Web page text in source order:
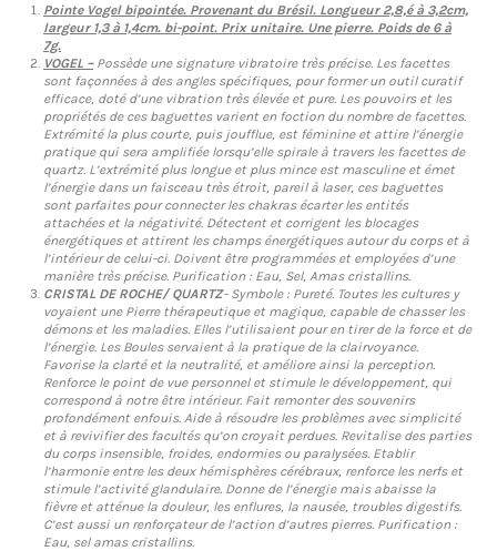
Pointe Vogel bipointée. Provenant du Brésil. Longueur 2,8,é à 3,2cm,
largeur 1,3 à 1,4cm. bi-point. Prix unitaire. Une pierre. Poids de 6 à
7g.
VOGEL –Possède une signature vibratoire très précise. Les facettes
sont façonnées à des angles spécifiques, pour former un outil curatif
efficace, doté d’une vibration très élevée et pure. Les pouvoirs et les
propriétés de ces baguettes varient en foction du nombre de facettes.
Extrémité la plus courte, puis joufflue, est féminine et attire l’énergie
pratique qui sera amplifiée lorsqu’elle spirale à travers les facettes de
quartz. L’extrémité plus longue et plus mince est masculine et émet
l’énergie dans un faisceau très étroit, pareil à laser, ces baguettes
sont parfaites pour connecter les chakras écarter les entités
attachées et la négativité. Détectent et corrigent les blocages
énergétiques et attirent les champs énergétiques autour du corps et à
l’intérieur de celui-ci. Doivent être programmées et employées d’une
manière très précise. Purification : Eau, Sel, Amas cristallins.
CRISTAL DE ROCHE/ QUARTZ- Symbole : Pureté. Toutes les cultures y
voyaient une Pierre thérapeutique et magique, capable de chasser les
démons et les maladies. Elles l’utilisaient pour en tirer de la force et de
l’énergie. Les Boules servaient à la pratique de la clairvoyance.
Favorise la clarté et la neutralité, et améliore ainsi la perception.
Renforce le point de vue personnel et stimule le développement, qui
correspond à notre être intérieur. Fait remonter des souvenirs
profondément enfouis. Aide à résoudre les problèmes avec simplicité
et à revivifier des facultés qu’on croyait perdues. Revitalise des parties
du corps insensible, froides, endormies ou paralysées. Etablir
l’harmonie entre les deux hémisphères cérébraux, renforce les nerfs et
stimule l’activité glandulaire. Donne de l’énergie mais abaisse la
fièvre et atténue la douleur, les enflures, la nausée, troubles digestifs.
C’est aussi un renforçateur de l’action d’autres pierres. Purification :
Eau, sel amas cristallins.